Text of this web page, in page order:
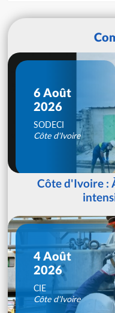
6 Août
2026
SODECI
Côte d'Ivoire
Côte d'Ivoire :
4 Août
2026
CIE
Côte d'Ivoire